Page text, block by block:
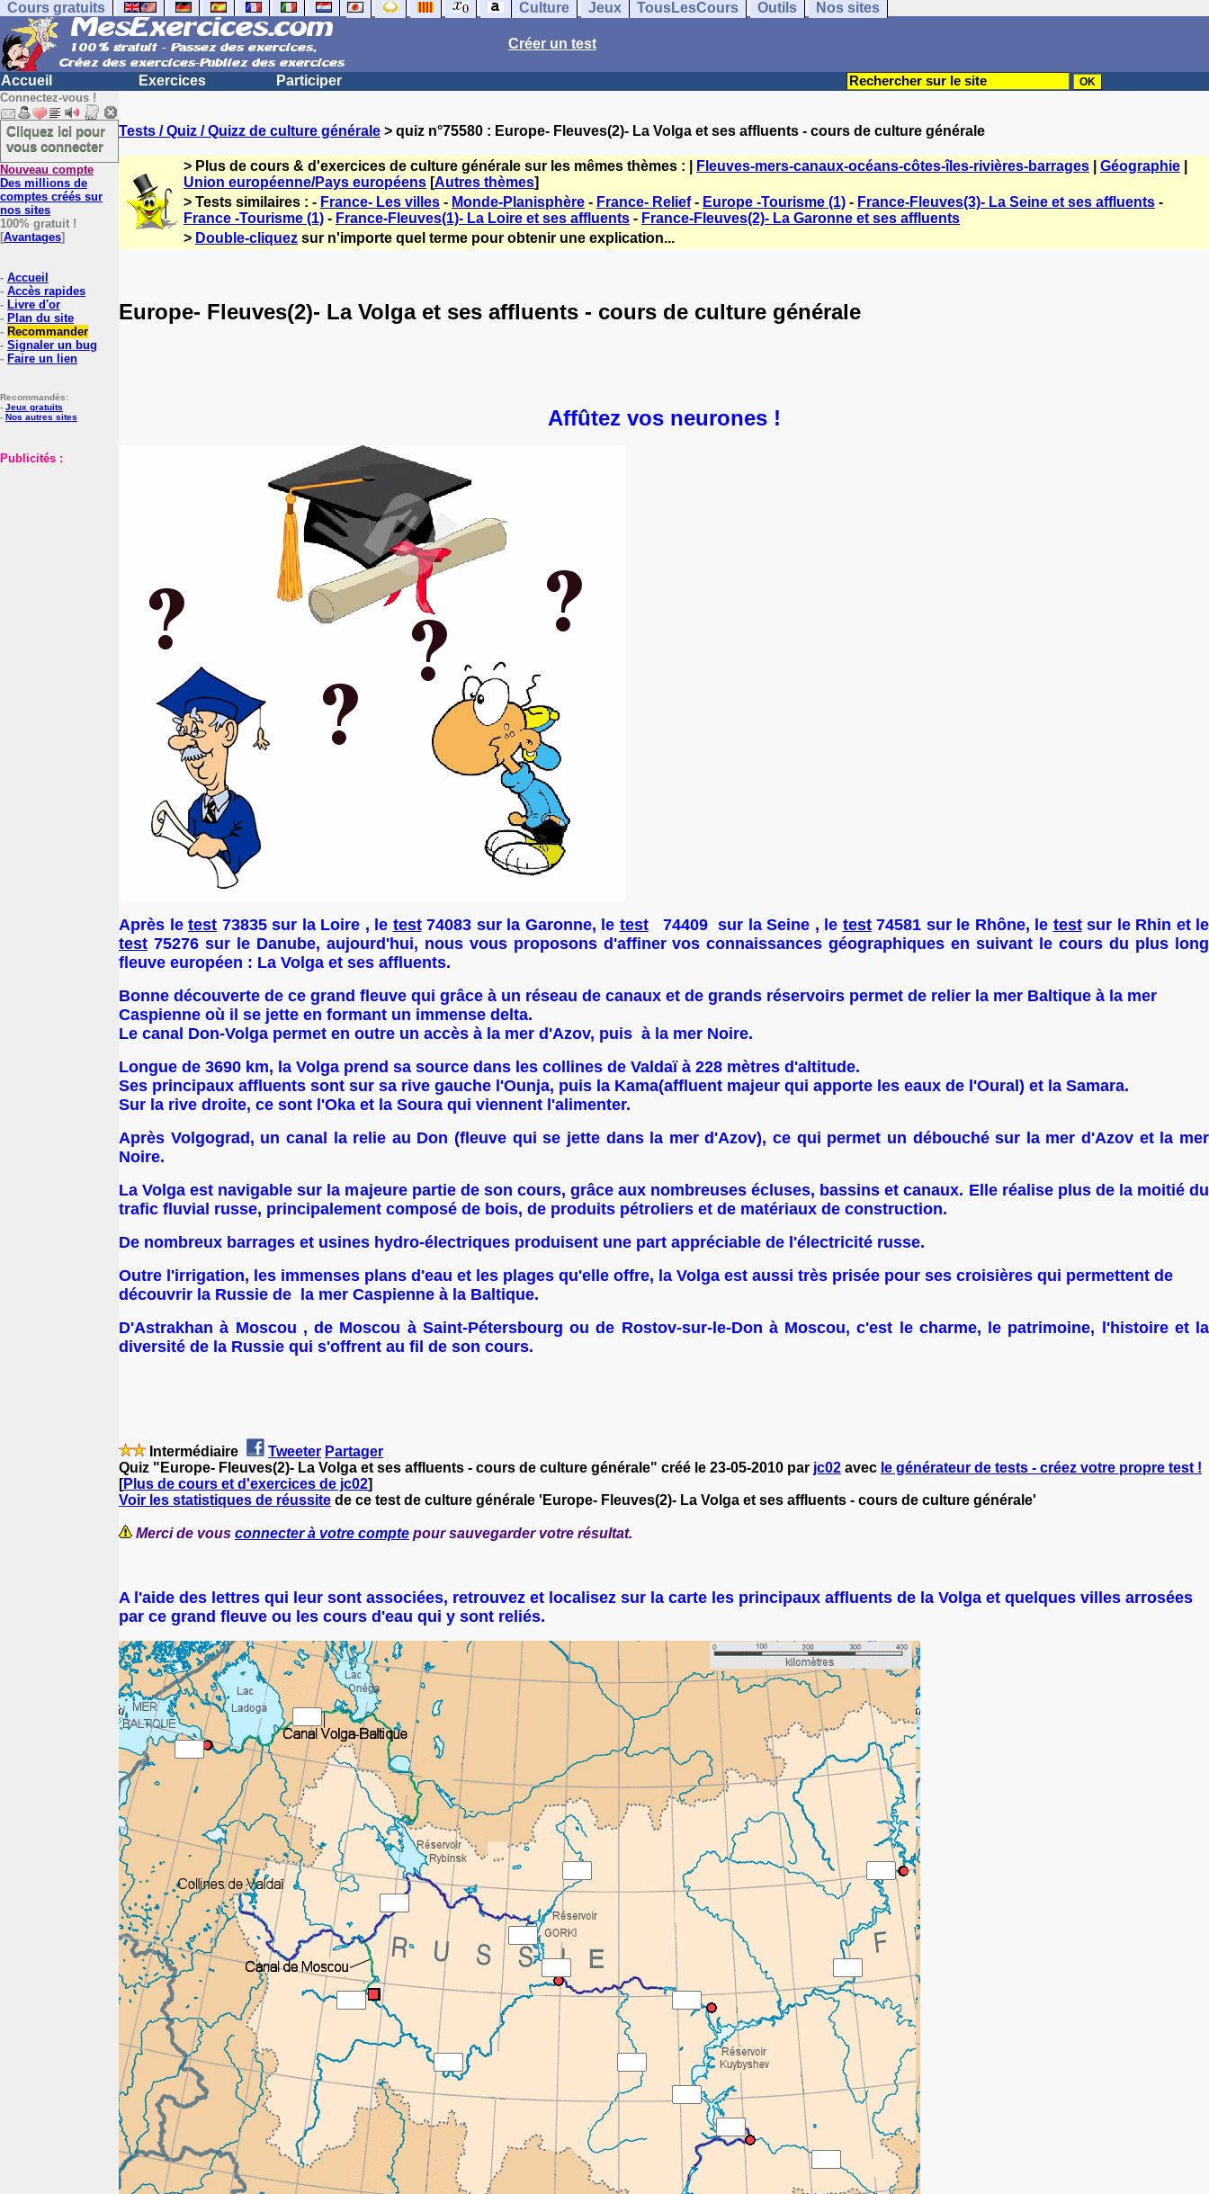
Cours gratuits Culture Jeux TousLesCours Outils Nos sites
Créer un test
Accueil Exercices Participer
Connectez-vous !
Cliquez ici pour
vous connecter
Nouveau compte
Des millions de
comptes créés sur
nos sites
100% gratuit !
[Avantages]
- Accueil
- Accès rapides
- Livre d'or
- Plan du site
- Recommander
- Signaler un bug
- Faire un lien
Recommandés:
- Jeux gratuits
- Nos autres sites
Publicités :
Tests / Quiz / Quizz de culture générale > quiz n°75580 : Europe- Fleuves(2)- La Volga et ses affluents - cours de culture générale
> Plus de cours & d'exercices de culture générale sur les mêmes thèmes : | Fleuves-mers-canaux-océans-côtes-îles-rivières-barrages Géographie
Union européenne/Pays européens [Autres thèmes]
> Tests similaires : - France- Les villes - Monde-Planisphère - France- Relief- Europe -Tourisme (1) - France-Fleuves(3)- La Seine et ses affluents -
France -Tourisme (1) - France-Fleuves(1)- La Loire et ses affluents - France-Fleuves(2)- La Garonne et ses affluents
> Double-cliquez sur n'importe quel terme pour obtenir une explication...
Europe- Fleuves(2)- La Volga et ses affluents - cours de culture générale
Affûtez vos neurones !
Après le test 73835 sur la Loire , le test74083 sur la Garonne, le test74409 sur la Seine , le test74581 sur le Rhône, le testsur le Rhin et le
test 75276 sur le Danube, aujourd'hui, nous vous proposons d'affiner vos connaissances géographiques en suivant le cours du plus long
fleuve européen : La Volga et ses affluents.
Bonne découverte de ce grand fleuve qui grâce à un réseau de canaux et de grands réservoirs permet de relier la mer Baltique à la mer
Caspienne où il se jette en formant un immense delta.
Le canal Don-Volga permet en outre un accès à la mer d'Azov, puis à la mer Noire.
Longue de 3690 km, la Volga prend sa source dans les collines de Valdaï à 228 mètres d'altitude.
Ses principaux affluents sont sur sa rive gauche l'Ounja, puis la Kama(affluent majeur qui apporte les eaux de l'Oural) et la Samara.
Sur la rive droite, ce sont l'Oka et la Soura qui viennent l'alimenter.
Après Volgograd, un canal la relie au Don (fleuve qui se jette dans la mer d'Azov), ce qui permet un débouché sur la mer d'Azov et la mer
Noire.
La Volga est navigable sur la majeure partie de son cours, grâce aux nombreuses écluses, bassins et canaux. Elle réalise plus de la moitié du
trafic fluvial russe, principalement composé de bois, de produits pétroliers et de matériaux de construction.
De nombreux barrages et usines hydro-électriques produisent une part appréciable de l'électricité russe.
Outre l'irrigation, les immenses plans d'eau et les plages qu'elle offre, la Volga est aussi très prisée pour ses croisières qui permettent de
découvrir la Russie de la mer Caspienne à la Baltique.
D'Astrakhan à Moscou , de Moscou à Saint-Pétersbourg ou de Rostov-sur-le-Don à Moscou, c'est le charme, le patrimoine, l'histoire et la
diversité de la Russie qui s'offrent au fil de son cours.
Intermédiaire Tweeter Partager
Quiz "Europe- Fleuves(2)- La Volga et ses affluents - cours de culture générale" créé le 23-05-2010 par jc02 avec le générateur de tests - créez votre propre test !
[Plus de cours et d'exercices de jc02]
Voir les statistiques de réussite de ce test de culture générale 'Europe- Fleuves(2)- La Volga et ses affluents - cours de culture générale'
Merci de vous connecter à votre compte pour sauvegarder votre résultat.
A l'aide des lettres qui leur sont associées, retrouvez et localisez sur la carte les principaux affluents de la Volga et quelques villes arrosées
par ce grand fleuve ou les cours d'eau qui y sont reliés.